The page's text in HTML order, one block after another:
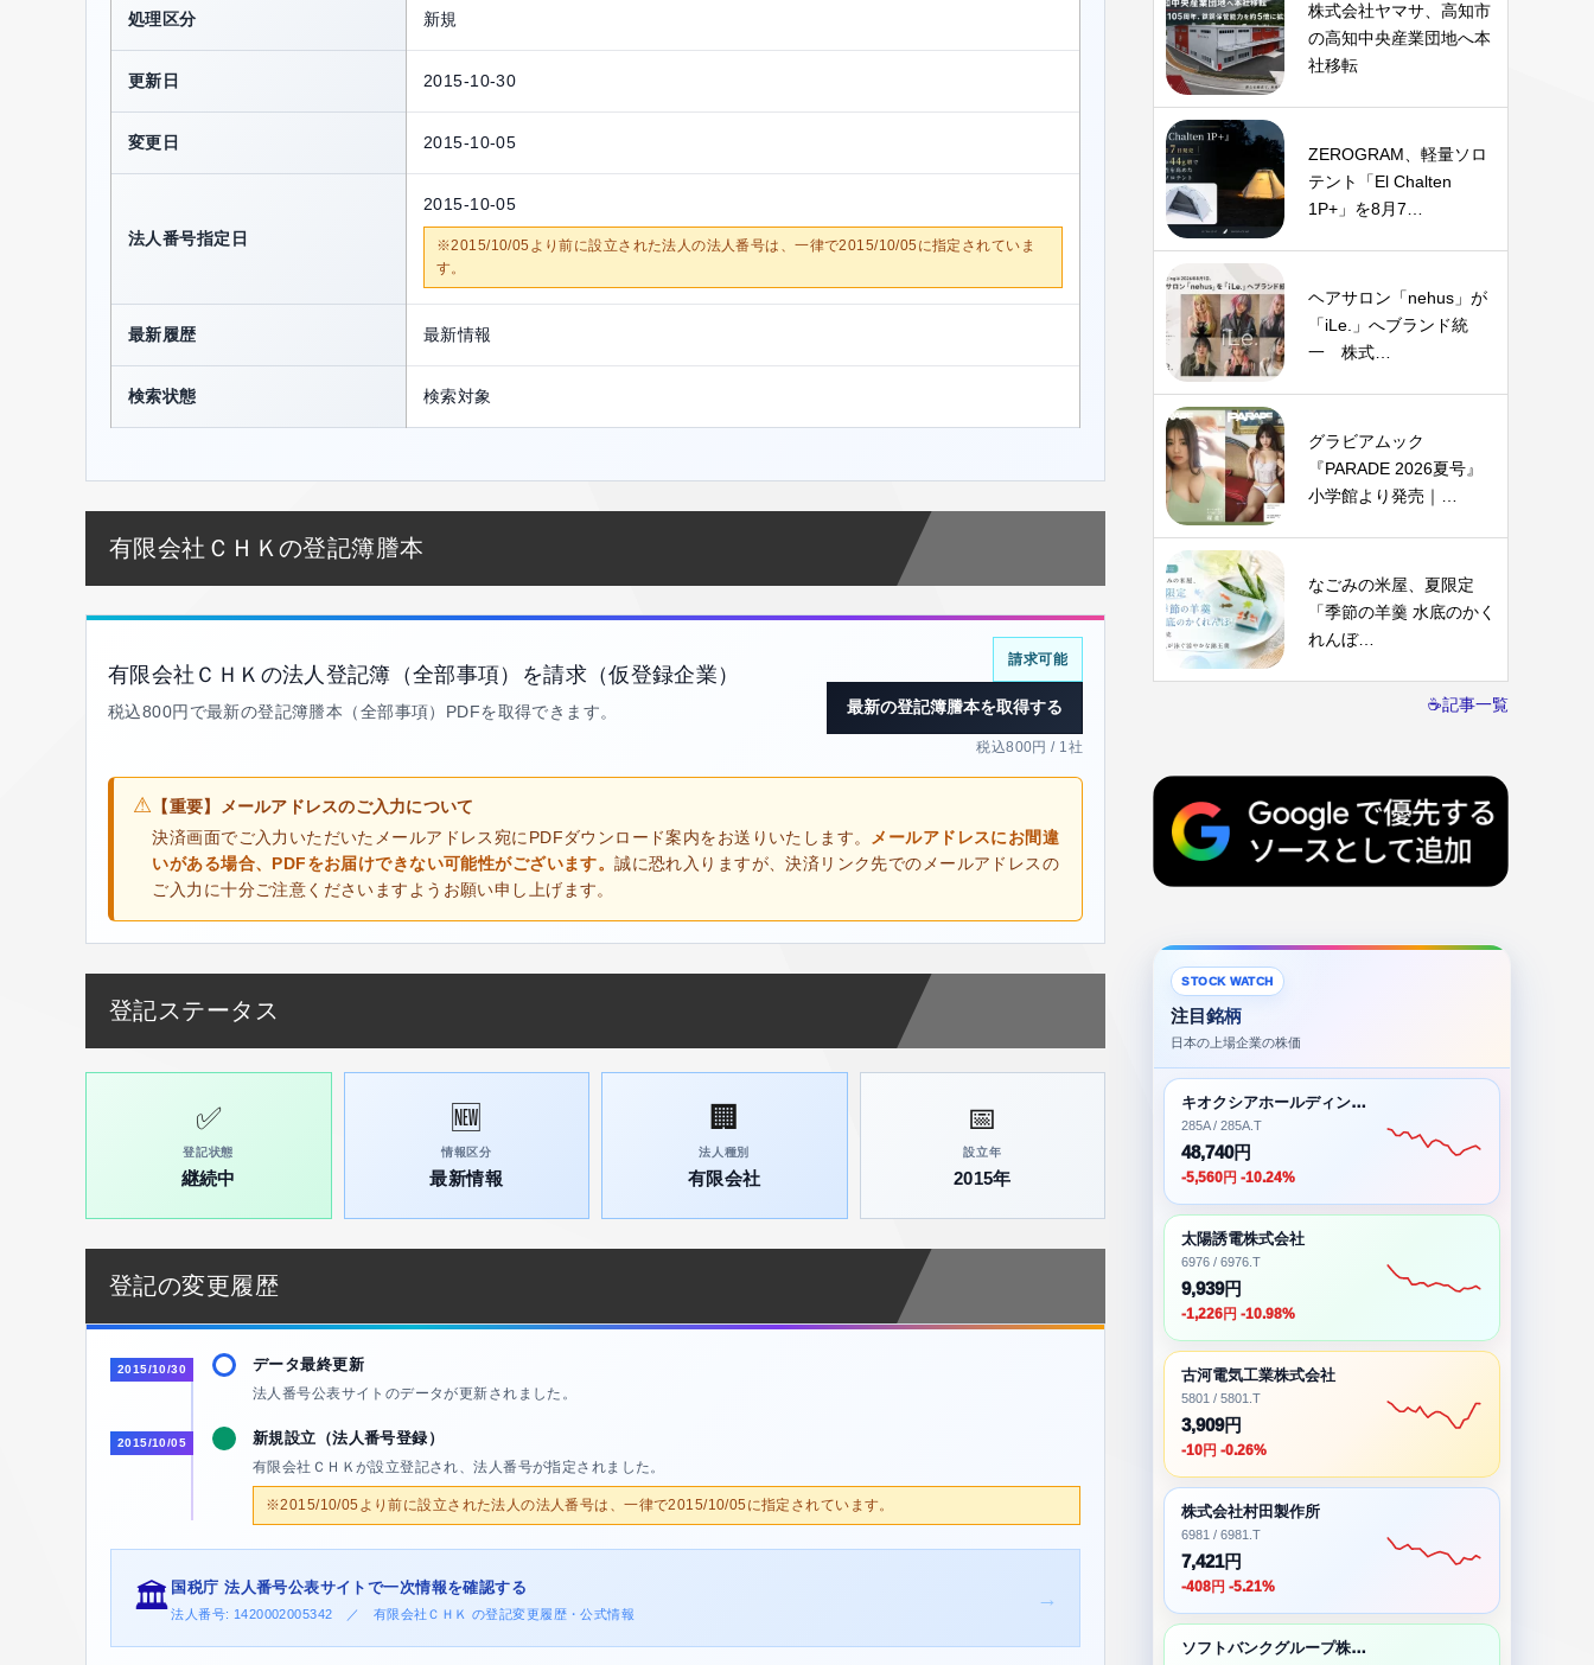
処理区分 新規
更新日 2015-10-30
変更日 2015-10-05
法人番号指定日
2015-10-05
※2015/10/05より前に設立された法人の法人番号は、一律で2015/10/05に指定されていま
す。
最新履歴 最新情報
検索状態 検索対象
有限会社ＣＨＫの登記簿謄本
有限会社ＣＨＫの法人登記簿（全部事項）を請求（仮登録企業）
税込800円で最新の登記簿謄本（全部事項）PDFを取得できます。
請求可能
最新の登記簿謄本を取得する
税込800円 / 1社
⚠ 【重要】メールアドレスのご入力について
決済画面でご入力いただいたメールアドレス宛にPDFダウンロード案内をお送りいたします。 メールアドレスにお間違
いがある場合、PDFをお届けできない可能性がございます。誠に恐れ入りますが、決済リンク先でのメールアドレスの
ご入力に十分ご注意くださいますようお願い申し上げます。
登記ステータス
✅
登記状態
継続中
🆕
情報区分
最新情報
🏢
法人種別
有限会社
📅
設立年
2015年
登記の変更履歴
2015/10/30 データ最終更新
法人番号公表サイトのデータが更新されました。
2015/10/05 新規設立（法人番号登録）
有限会社ＣＨＫが設立登記され、法人番号が指定されました。
※2015/10/05より前に設立された法人の法人番号は、一律で2015/10/05に指定されています。
🏛️ 国税庁 法人番号公表サイトで一次情報を確認する
法人番号: 1420002005342 ／ 有限会社ＣＨＫ の登記変更履歴・公式情報
→
株式会社ヤマサ、高知市
の高知中央産業団地へ本
社移転
ZEROGRAM、軽量ソロ
テント「El Chalten
1P+」を8月7…
ヘアサロン「nehus」が
「iLe.」へブランド統
一 株式…
グラビアムック
『PARADE 2026夏号』
小学館より発売｜…
なごみの米屋、夏限定
「季節の羊羹 水底のかく
れんぼ…
☕記事一覧
STOCK WATCH
注目銘柄
日本の上場企業の株価
キオクシアホールディングス株式会社
285A / 285A.T
48,740円
-5,560円 -10.24%
太陽誘電株式会社
6976 / 6976.T
9,939円
-1,226円 -10.98%
古河電気工業株式会社
5801 / 5801.T
3,909円
-10円 -0.26%
株式会社村田製作所
6981 / 6981.T
7,421円
-408円 -5.21%
ソフトバンクグループ株式会社